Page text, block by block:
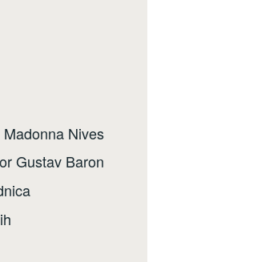
Nives
Gustav Baron